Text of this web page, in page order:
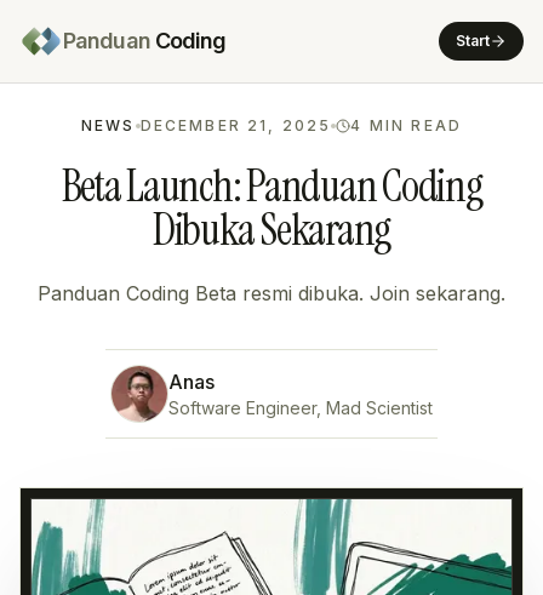
Panduan Coding Start
NEWS DECEMBER 21, 2025 4 MIN READ
Beta Launch: Panduan Coding
Dibuka Sekarang
Panduan Coding Beta resmi dibuka. Join sekarang.
Anas
Software Engineer, Mad Scientist